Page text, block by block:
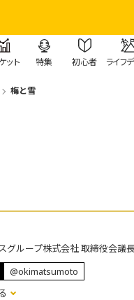
ット 特集 初心者 ライフ
梅と雪
グループ株式会社 取締役会議
@okimatsumoto